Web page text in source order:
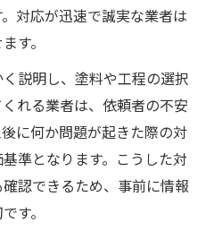
対応が迅速で誠実な業者は
す。
説明し、塗料や工程の選択
れる業者は、依頼者の不安
に何か問題が起きた際の対
準となります。こうした対
認できるため、事前に情報
す。